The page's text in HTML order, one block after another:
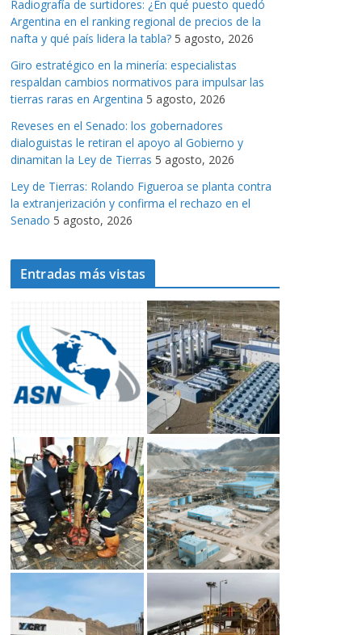
a
s
Radiografía de surtidores: ¿En qué puesto quedó
Argentina en el ranking regional de precios de la
nafta y qué país lidera la tabla? 5 agosto, 2026
Giro estratégico en la minería: especialistas
respaldan cambios normativos para impulsar las
tierras raras en Argentina 5 agosto, 2026
Reveses en el Senado: los gobernadores
dialoguistas le retiran el apoyo al Gobierno y
dinamitan la Ley de Tierras 5 agosto, 2026
Ley de Tierras: Rolando Figueroa se planta contra
la extranjerización y confirma el rechazo en el
Senado 5 agosto, 2026
Entradas más vistas